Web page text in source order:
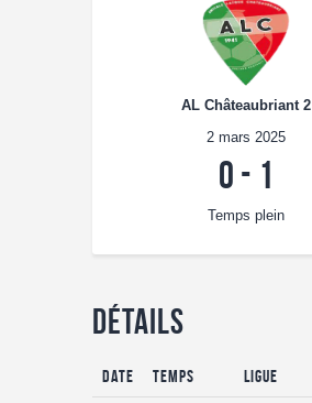
AL Châteaubriant 2
2 mars 2025
0 - 1
Temps plein
Détails
Date Temps Ligue